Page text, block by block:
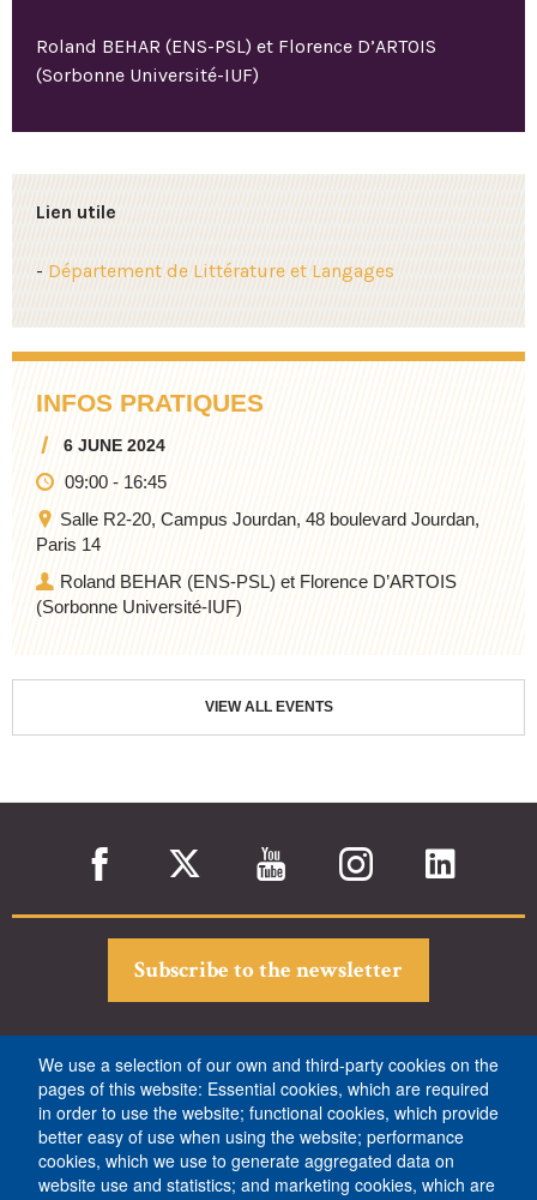
Roland BEHAR (ENS-PSL) et Florence D’ARTOIS
(Sorbonne Université-IUF)
Lien utile
-Département de Littérature et Langages
INFOS PRATIQUES
6 JUNE 2024
09:00 - 16:45
Salle R2-20, Campus Jourdan, 48 boulevard Jourdan,
Paris 14
Roland BEHAR (ENS-PSL) et Florence D’ARTOIS
(Sorbonne Université-IUF)
VIEW ALL EVENTS
Subscribe to the newsletter
École normale supérieure - PSL
45 rue d’Ulm
F-75230 Paris cedex 05
Tél. +33 (0)1 44 32 30 00 (standard)
We use a selection of our own and third-party cookies on the
pages of this website: Essential cookies, which are required
in order to use the website; functional cookies, which provide
better easy of use when using the website; performance
cookies, which we use to generate aggregated data on
website use and statistics; and marketing cookies, which are